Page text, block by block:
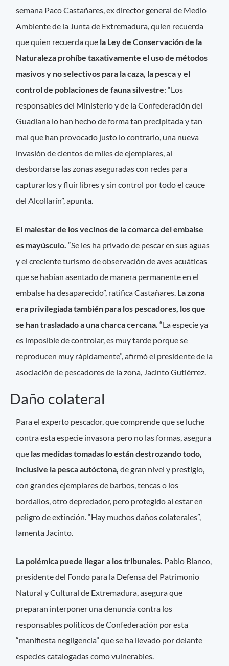
semana Paco Castañares, ex director general de Medio
Ambiente de la Junta de Extremadura, quien recuerda
que quien recuerda que la Ley de Conservación de la
Naturaleza prohíbe taxativamente el uso de métodos
masivos y no selectivos para la caza, la pesca y el
control de poblaciones de fauna silvestre: “Los
responsables del Ministerio y de la Confederación del
Guadiana lo han hecho de forma tan precipitada y tan
mal que han provocado justo lo contrario, una nueva
invasión de cientos de miles de ejemplares, al
desbordarse las zonas aseguradas con redes para
capturarlos y fluir libres y sin control por todo el cauce
del Alcollarín”, apunta.
El malestar de los vecinos de la comarca del embalse
es mayúsculo. “Se les ha privado de pescar en sus aguas
y el creciente turismo de observación de aves acuáticas
que se habían asentado de manera permanente en el
embalse ha desaparecido”, ratifica Castañares. La zona
era privilegiada también para los pescadores, los que
se han trasladado a una charca cercana.“La especie ya
es imposible de controlar, es muy tarde porque se
reproducen muy rápidamente”, afirmó el presidente de la
asociación de pescadores de la zona, Jacinto Gutiérrez.
Daño colateral
Para el experto pescador, que comprende que se luche
contra esta especie invasora pero no las formas, asegura
que las medidas tomadas lo están destrozando todo,
inclusive la pesca autóctona, de gran nivel y prestigio,
con grandes ejemplares de barbos, tencas o los
bordallos, otro depredador, pero protegido al estar en
peligro de extinción. “Hay muchos daños colaterales”,
lamenta Jacinto.
La polémica puede llegar a los tribunales. Pablo Blanco,
presidente del Fondo para la Defensa del Patrimonio
Natural y Cultural de Extremadura, asegura que
preparan interponer una denuncia contra los
responsables políticos de Confederación por esta
“manifiesta negligencia” que se ha llevado por delante
especies catalogadas como vulnerables.